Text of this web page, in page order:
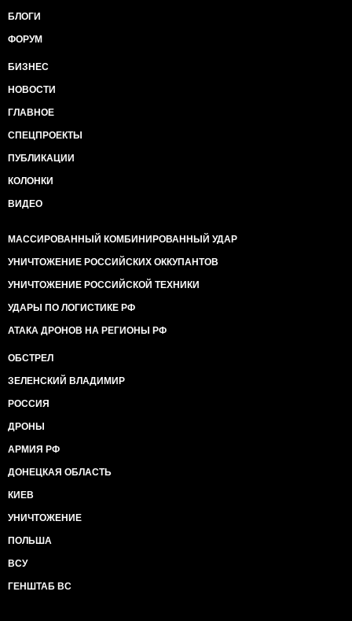
БЛОГИ
ФОРУМ
БИЗНЕС
НОВОСТИ
ГЛАВНОЕ
СПЕЦПРОЕКТЫ
ПУБЛИКАЦИИ
КОЛОНКИ
ВИДЕО
МАССИРОВАННЫЙ КОМБИНИРОВАННЫЙ УДАР
УНИЧТОЖЕНИЕ РОССИЙСКИХ ОККУПАНТОВ
УНИЧТОЖЕНИЕ РОССИЙСКОЙ ТЕХНИКИ
УДАРЫ ПО ЛОГИСТИКЕ РФ
АТАКА ДРОНОВ НА РЕГИОНЫ РФ
ОБСТРЕЛ
ЗЕЛЕНСКИЙ ВЛАДИМИР
РОССИЯ
ДРОНЫ
АРМИЯ РФ
ДОНЕЦКАЯ ОБЛАСТЬ
КИЕВ
УНИЧТОЖЕНИЕ
ПОЛЬША
ВСУ
ГЕНШТАБ ВС